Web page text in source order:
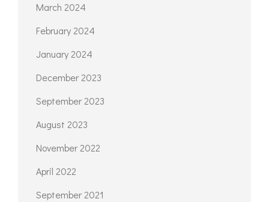
March 2024
February 2024
January 2024
December 2023
September 2023
August 2023
November 2022
April 2022
September 2021